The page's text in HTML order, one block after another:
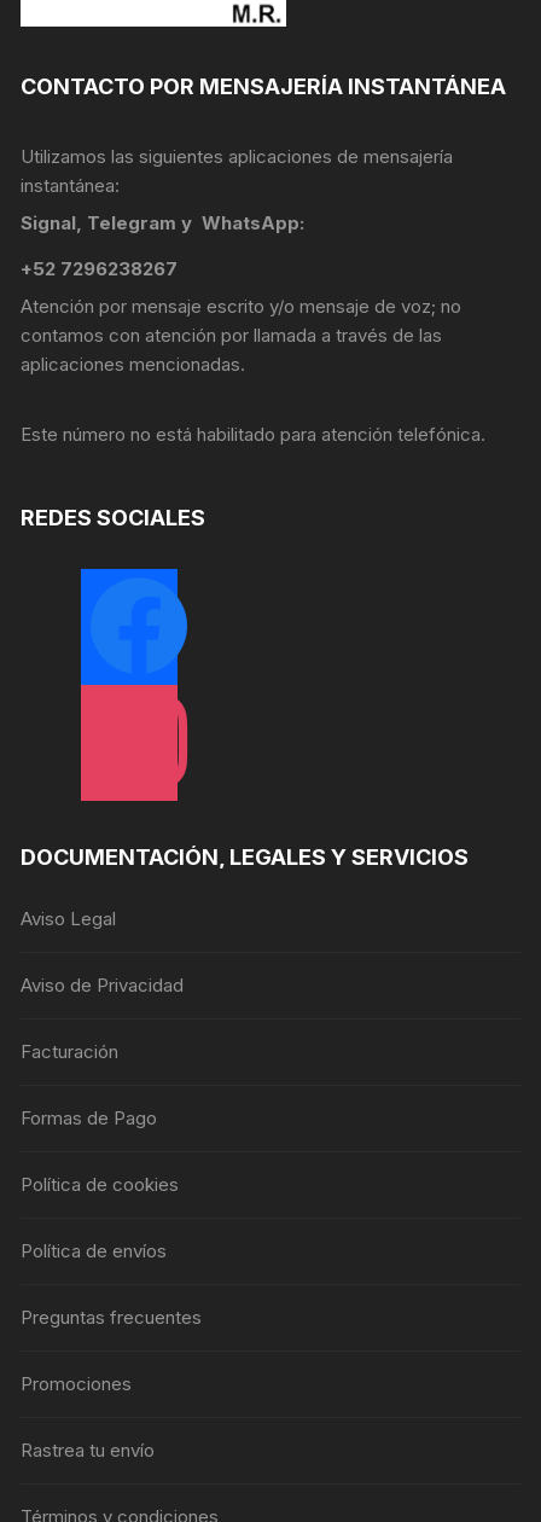
CONTACTO POR MENSAJERÍA INSTANTÁNEA
Utilizamos las siguientes aplicaciones de mensajería
instantánea:
Signal, Telegram y WhatsApp:
+52 7296238267
Atención por mensaje escrito y/o mensaje de voz; no
contamos con atención por llamada a través de las
aplicaciones mencionadas.
Este número no está habilitado para atención telefónica.
REDES SOCIALES
DOCUMENTACIÓN, LEGALES Y SERVICIOS
Aviso Legal
Aviso de Privacidad
Facturación
Formas de Pago
Política de cookies
Política de envíos
Preguntas frecuentes
Promociones
Rastrea tu envío
Términos y condiciones